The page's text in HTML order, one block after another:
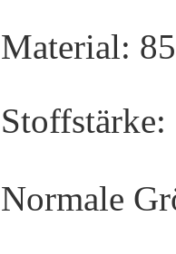
Material:
Stoffstärke:
Normale